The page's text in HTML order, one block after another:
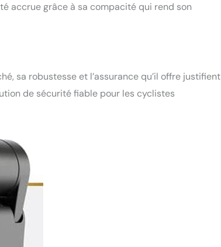
accrue grâce à sa compacité qui rend son
sa robustesse et l’assurance qu’il offre justifient
de sécurité fiable pour les cyclistes